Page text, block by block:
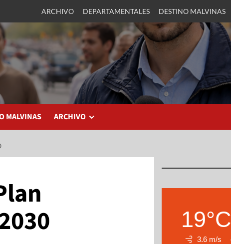
ARCHIVO DEPARTAMENTALES DESTINO MALVINAS
MALVINAS ARCHIVO
19°C
3.6 m/s